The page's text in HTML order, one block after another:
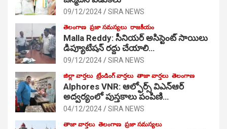
09/12/2024 SIRA NEWS
తెలంగాణ ప్రజా సమస్యలు రాజకీయం
Malla Reddy: సీనియర్ అసిస్టెంట్ సాయిలు
డిప్యూటేషన్ రద్దు చేయాలి…
09/12/2024 SIRA NEWS
జిల్లా వార్తలు ట్రేండింగ్ వార్తలు తాజా వార్తలు తెలంగాణ
Alphores VNR: ఆల్ఫోర్స్ విఎన్ఆర్
అద్వర్యంలో పుస్తకాలు పంపిణి…
04/12/2024 SIRA NEWS
తాజా వార్తలు తెలంగాణ ప్రజా సమస్యలు